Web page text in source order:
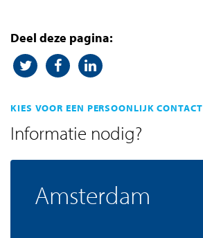
Deel deze pagina:
KIES VOOR EEN PERSOONLIJK CONTACT
Informatie nodig?
Amsterdam